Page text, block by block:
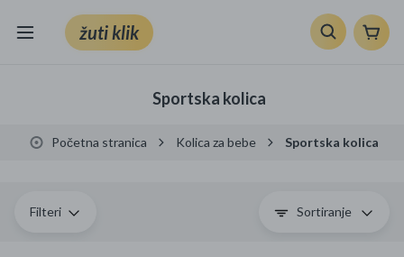
žuti klik
TV, audio i foto
Sportska kolica
Početna stranica Kolica za bebe Sportska kolica
Filteri Sortiranje